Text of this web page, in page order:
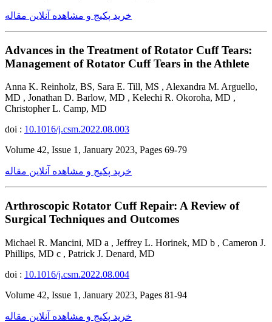
خرید پکیج و مشاهده آنلاین مقاله
Advances in the Treatment of Rotator Cuff Tears:
Management of Rotator Cuff Tears in the Athlete
Anna K. Reinholz, BS, Sara E. Till, MS , Alexandra M. Arguello,
MD , Jonathan D. Barlow, MD , Kelechi R. Okoroha, MD ,
Christopher L. Camp, MD
doi : 10.1016/j.csm.2022.08.003
Volume 42, Issue 1, January 2023, Pages 69-79
خرید پکیج و مشاهده آنلاین مقاله
Arthroscopic Rotator Cuff Repair: A Review of
Surgical Techniques and Outcomes
Michael R. Mancini, MD a , Jeffrey L. Horinek, MD b , Cameron J.
Phillips, MD c , Patrick J. Denard, MD
doi : 10.1016/j.csm.2022.08.004
Volume 42, Issue 1, January 2023, Pages 81-94
خرید پکیج و مشاهده آنلاین مقاله